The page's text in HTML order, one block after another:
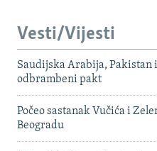
Vesti/Vijesti
Saudijska Arabija, Pakistan
odbrambeni pakt
Počeo sastanak Vučića i
Beogradu